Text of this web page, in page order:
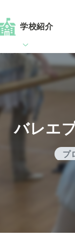
学校紹介
バレエ
プ